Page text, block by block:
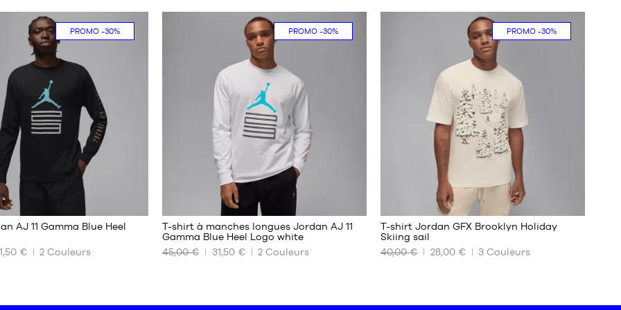
PROMO -30%
AJ 11 Gamma Blue Heel
€ 2 Couleurs
PROMO -30%
NOS
XS
2
T-shirt à manches longues Jordan AJ 11
Gamma Blue Heel Logo white
45,00 €
31,50 € 2 Couleurs
PROMO -30%
NOS
XS
T-shirt Jordan GFX Brooklyn Holiday
Skiing sail
40,00 €
28,00 € 3 Couleurs